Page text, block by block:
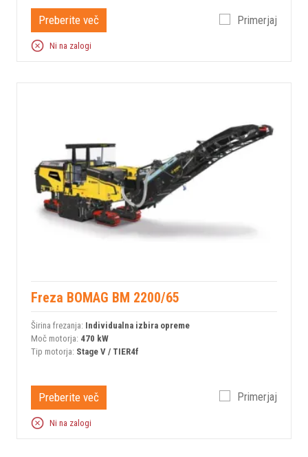
Preberite več Primerjaj
Ni na zalogi
Freza BOMAG BM 2200/65
Širina frezanja: Individualna izbira opreme
Moč motorja: 470 kW
Tip motorja: Stage V / TIER4f
Preberite več Primerjaj
Ni na zalogi